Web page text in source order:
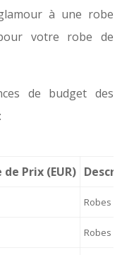
à une robe
votre robe de
de budget des
Prix (EUR)
Robes
Robes